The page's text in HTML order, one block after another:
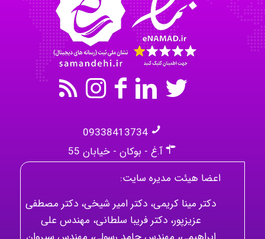
kimiya zirakpoor
09338413734
آ.غ - بوکان - خیابان 55
اعضا هیئت مدیره سایت:
دکتر مینا کریمی، دکتر امیر شیخی، دکتر مصطفی
عزیزپور، دکتر فریبا سلطانی، مهندس علی